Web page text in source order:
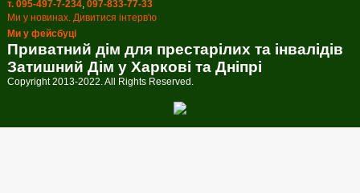
т. 095-497-7-234, 097-833-77-33
Ми у новинах. Дивитися інтерв'ю
Ми у фейсбуці
Приватний дім для престарілих та інвалідів
Затишний Дім у Харкові та Дніпрі
Copyright 2013-2022. All Rights Reserved.